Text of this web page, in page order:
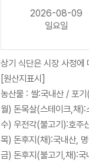
2026-08-09
일요일
상기 식단은 시장 사정에
[원산지표시]
농산물 : 쌀:국내산 / 포
월) 돈목살(스테이크,채
수) 우전각(불고기):호주
목) 돈후지(채):국내산,
금) 돈후지(불고기,채):